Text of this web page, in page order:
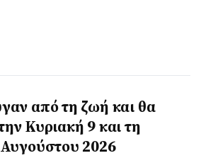
από τη ζωή και θα
Κυριακή 9 και τη
2026